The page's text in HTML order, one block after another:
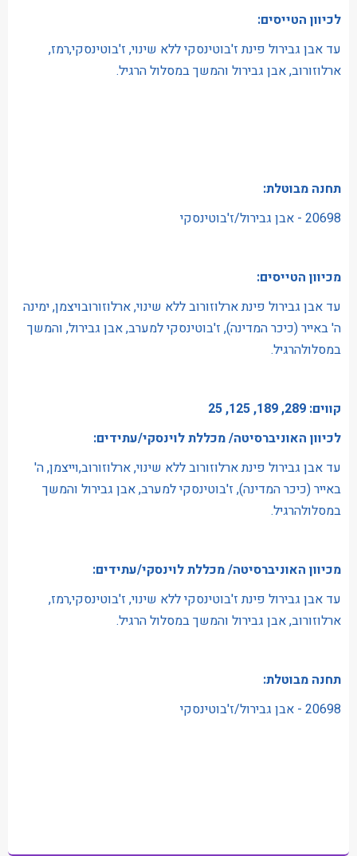
לכיוון הטייסים:
עד אבן גבירול פינת ז'בוטינסקי ללא שינוי, ז'בוטינסקי,רמז,
ארלוזורוב, אבן גבירול והמשך במסלול הרגיל.
תחנה מבוטלת:
20698 - אבן גבירול/ז'בוטינסקי
מכיוון הטייסים:
עד אבן גבירול פינת ארלוזורוב ללא שינוי, ארלוזורובויצמן, ימינה
ה' באייר (כיכר המדינה), ז'בוטינסקי למערב, אבן גבירול, והמשך
במסלולהרגיל.
קווים: 289, 189, 125, 25
לכיוון האוניברסיטה/ מכללת לוינסקי/עתידים:
עד אבן גבירול פינת ארלוזורוב ללא שינוי, ארלוזורוב,וייצמן, ה'
באייר (כיכר המדינה), ז'בוטינסקי למערב, אבן גבירול והמשך
במסלולהרגיל.
מכיוון האוניברסיטה/ מכללת לוינסקי/עתידים:
עד אבן גבירול פינת ז'בוטינסקי ללא שינוי, ז'בוטינסקי,רמז,
ארלוזורוב, אבן גבירול והמשך במסלול הרגיל.
תחנה מבוטלת:
20698 - אבן גבירול/ז'בוטינסקי